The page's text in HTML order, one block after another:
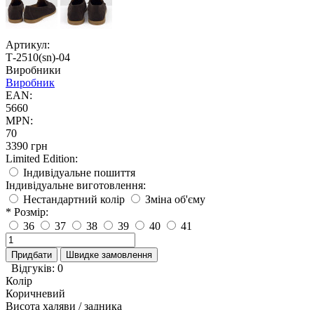
Артикул:
Т-2510(sn)-04
Виробники
Виробник
EAN:
5660
MPN:
70
3390 грн
Limited Edition:
Індивідуальне пошиття
Індивідуальне виготовлення:
Нестандартний колір
Зміна об'єму
* Розмір:
36
37 38 39 40 41
Придбати Швидке замовлення
Відгуків: 0
Колір
Коричневий
Висота халяви / задника